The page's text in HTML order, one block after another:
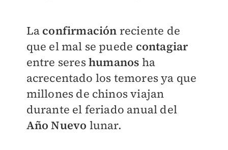
La confirmación reciente de
que el mal se puede contagiar
entre sereshumanos ha
acrecentado los temores ya que
millones de chinos viajan
durante el feriado anual del
Año Nuevo lunar.